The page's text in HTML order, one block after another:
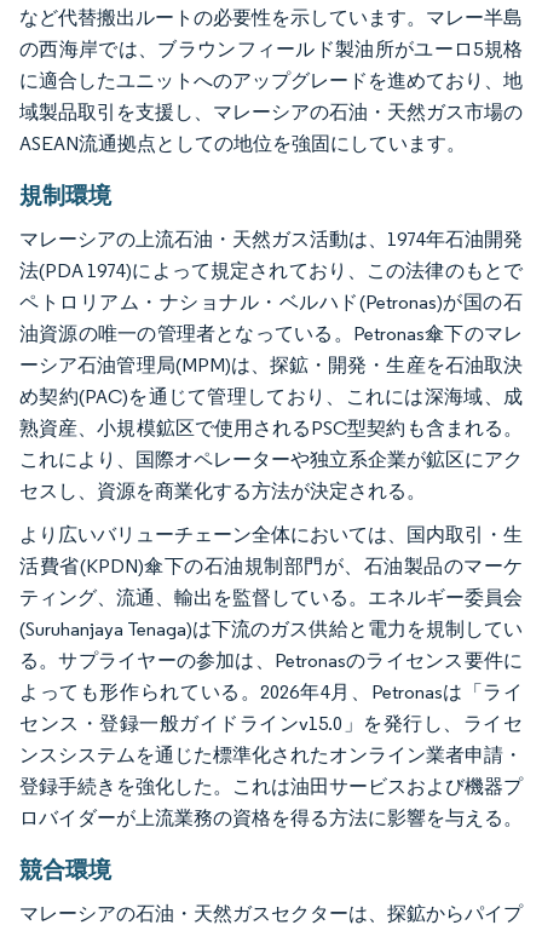
など代替搬出ルートの必要性を示しています。マレー半島
の西海岸では、ブラウンフィールド製油所がユーロ5規格
に適合したユニットへのアップグレードを進めており、地
域製品取引を支援し、マレーシアの石油・天然ガス市場の
ASEAN流通拠点としての地位を強固にしています。
規制環境
マレーシアの上流石油・天然ガス活動は、1974年石油開発
法(PDA 1974)によって規定されており、この法律のもとで
ペトロリアム・ナショナル・ベルハド(Petronas)が国の石
油資源の唯一の管理者となっている。Petronas傘下のマレ
ーシア石油管理局(MPM)は、探鉱・開発・生産を石油取決
め契約(PAC)を通じて管理しており、これには深海域、成
熟資産、小規模鉱区で使用されるPSC型契約も含まれる。
これにより、国際オペレーターや独立系企業が鉱区にアク
セスし、資源を商業化する方法が決定される。
より広いバリューチェーン全体においては、国内取引・生
活費省(KPDN)傘下の石油規制部門が、石油製品のマーケ
ティング、流通、輸出を監督している。エネルギー委員会
(Suruhanjaya Tenaga)は下流のガス供給と電力を規制してい
る。サプライヤーの参加は、Petronasのライセンス要件に
よっても形作られている。2026年4月、Petronasは「ライ
センス・登録一般ガイドラインv15.0」を発行し、ライセ
ンスシステムを通じた標準化されたオンライン業者申請・
登録手続きを強化した。これは油田サービスおよび機器プ
ロバイダーが上流業務の資格を得る方法に影響を与える。
競合環境
マレーシアの石油・天然ガスセクターは、探鉱からパイプ